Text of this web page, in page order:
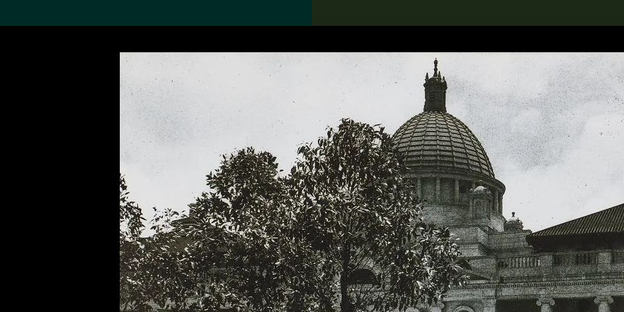
搜索M+藏品 Search the Collection
19,052項結果
關於M+藏品
探索世界頂級的二十及二十
一世紀視覺文化藏品。